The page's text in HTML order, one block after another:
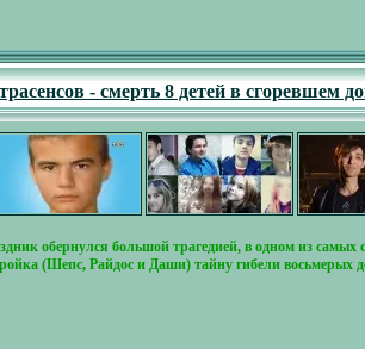
- смерть 8 детей в сгоревшем
обернулся большой трагедией, в одном из самых
(Шепс, Райдос и Даши) тайну гибели восьмерых